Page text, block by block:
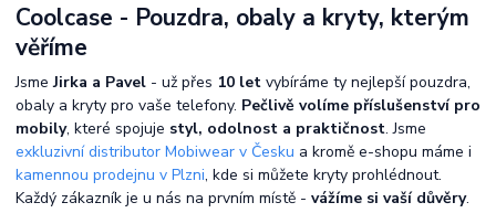
Coolcase - Pouzdra, obaly a kryty, kterým
věříme
JsmeJirka a Pavel - už přes 10 let vybíráme ty nejlepší pouzdra,
obaly a kryty pro vaše telefony. Pečlivě volíme příslušenství pro
mobily, které spojuje styl, odolnost a praktičnost. Jsme
exkluzivní distributor Mobiwear v Česku a kromě e-shopu máme i
kamennou prodejnu v Plzni, kde si můžete kryty prohlédnout.
Každý zákazník je u nás na prvním místě - vážíme si vaší důvěry.